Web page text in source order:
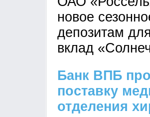
новое
депозитам
вклад
Банк ВПБ
поставку
отделения